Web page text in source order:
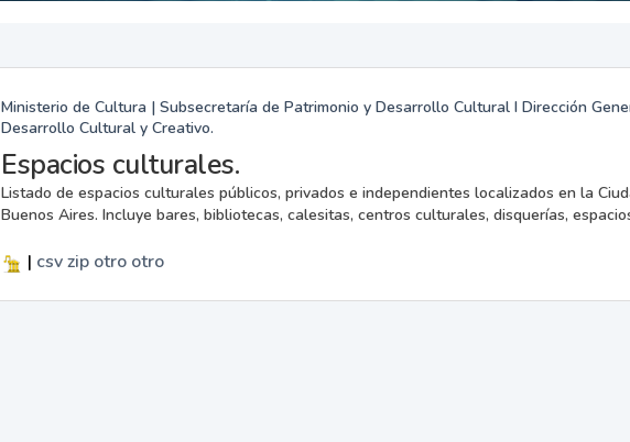
Ministerio de Cultura | Subsecretaría de Patrimonio y Desarrollo Cultural I Dirección
Desarrollo Cultural y Creativo.
Espacios culturales.
Listado de espacios culturales públicos, privados e independientes localizados en la
Buenos Aires. Incluye bares, bibliotecas, calesitas, centros culturales, disquerías,
| csvzip otro otro